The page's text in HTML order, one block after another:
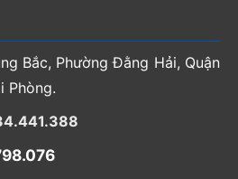
Bắc, Phường Đằng Hải, Quận
Phòng.